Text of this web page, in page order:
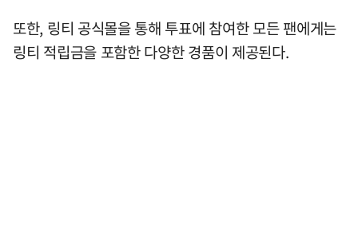
또한, 링티 공식몰을 통해 투표에 참여한 모든 팬에게는
링티 적립금을 포함한 다양한 경품이 제공된다.